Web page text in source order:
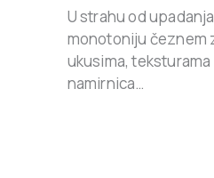
U strahu od
monotoniju čeznem
ukusima,
namirnica…